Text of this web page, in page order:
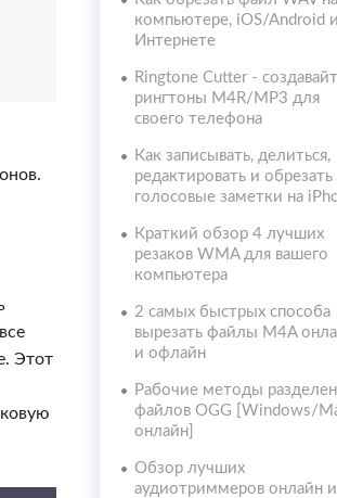
Этот
компьютере, iOS/Android
Интернете
Ringtone Cutter -
рингтоны M4R/MP3 для
своего телефона
Как записывать, делиться,
редактировать и обрезать
голосовые заметки на
Краткий обзор 4 лучших
резаков WMA для вашего
компьютера
2 самых быстрых способа
вырезать файлы M4A
и офлайн
Рабочие методы
файлов OGG [Windows/
онлайн]
Обзор лучших
аудиотриммеров онлайн и